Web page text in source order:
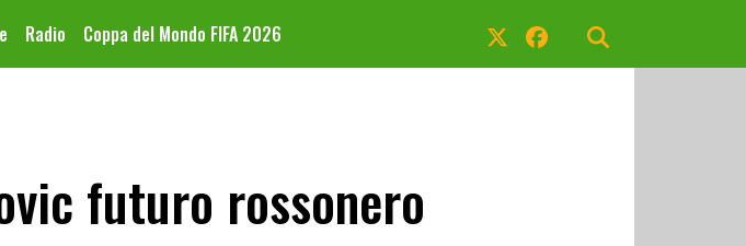
Radio Coppa del Mondo FIFA 2026
futuro rossonero